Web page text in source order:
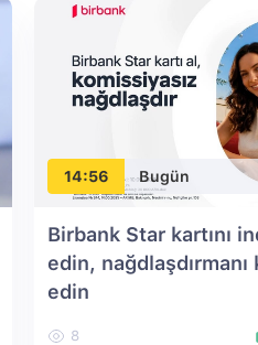
14:56 Bugün
Birbank Star kartını
edin, nağdlaşdırmanı
edin
8